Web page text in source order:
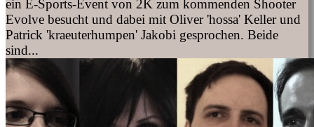
ein E-Sports-Event von 2K zum kommenden Shooter
Evolve besucht und dabei mit Oliver 'hossa' Keller und
Patrick 'kraeuterhumpen' Jakobi gesprochen. Beide
sind...